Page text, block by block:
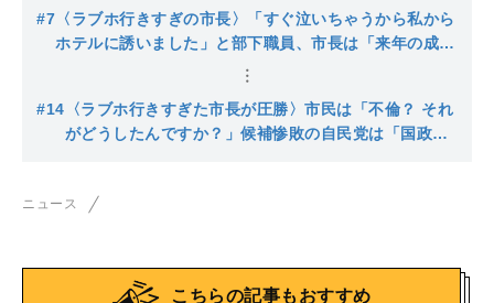
ず“続投”も匂わせ…報じられた変装については否定も動
画にくっきり映っていたもの
#7 〈ラブホ行きすぎの市長〉「すぐ泣いちゃうから私から
ホテルに誘いました」と部下職員、市長は「来年の成人
式までになんとかします」と早期辞職の意思ナシ？
#14 〈ラブホ行きすぎた市長が圧勝〉市民は「不倫？ それ
がどうしたんですか？」候補惨敗の自民党は「国政選
ニュース
こちらの記事もおすすめ